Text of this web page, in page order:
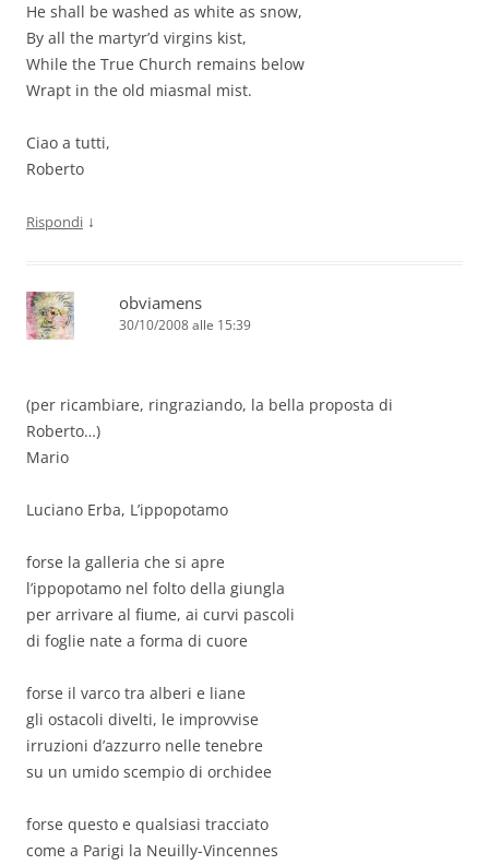
He shall be washed as white as snow,
By all the martyr’d virgins kist,
While the True Church remains below
Wrapt in the old miasmal mist.
Ciao a tutti,
Roberto
Rispondi ↓
obviamens
30/10/2008 alle 15:39
(per ricambiare, ringraziando, la bella proposta di
Roberto…)
Mario
Luciano Erba, L’ippopotamo
forse la galleria che si apre
l’ippopotamo nel folto della giungla
per arrivare al fiume, ai curvi pascoli
di foglie nate a forma di cuore
forse il varco tra alberi e liane
gli ostacoli divelti, le improvvise
irruzioni d’azzurro nelle tenebre
su un umido scempio di orchidee
forse questo e qualsiasi tracciato
come a Parigi la Neuilly-Vincennes